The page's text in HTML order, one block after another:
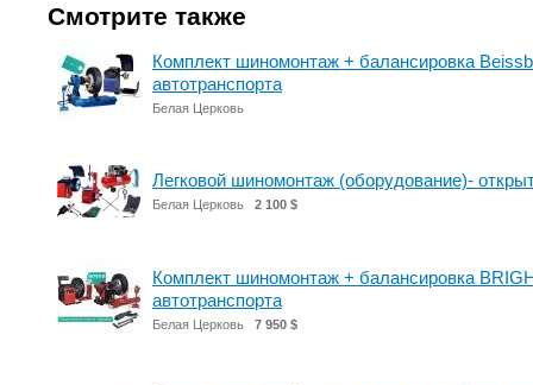
Смотрите также
Комплект шиномонтаж + балансировка
автотранспорта
Белая Церковь
Легковой шиномонтаж (оборудование)-
Белая Церковь 2 100 $
Комплект шиномонтаж + балансировка
автотранспорта
Белая Церковь 7 950 $